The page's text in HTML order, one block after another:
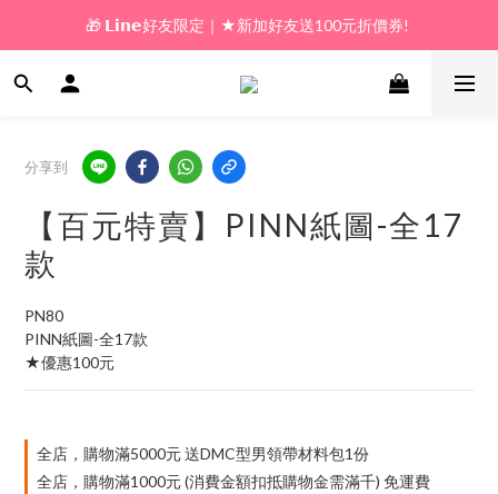
🎁 新好友購物金｜★加入新會員領券送100元!
🎁 𝗟𝗶𝗻𝗲好友限定｜★新加好友送100元折價券!
🎁 新好友購物金｜★加入新會員領券送100元!
分享到
【百元特賣】PINN紙圖-全17
款
PN80
PINN紙圖-全17款
★優惠100元
全店，購物滿5000元 送DMC型男領帶材料包1份
全店，購物滿1000元 (消費金額扣抵購物金需滿千) 免運費